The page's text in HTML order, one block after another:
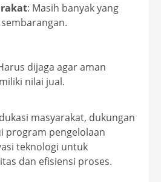
: Masih banyak yang
dijaga agar aman
nilai jual.
masyarakat, dukungan
program pengelolaan
teknologi untuk
dan efisiensi proses.